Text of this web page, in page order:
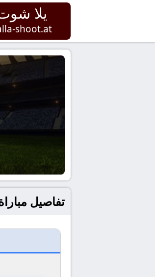
يلا
shoot.at
تفاصيل مباراة ليفربول و